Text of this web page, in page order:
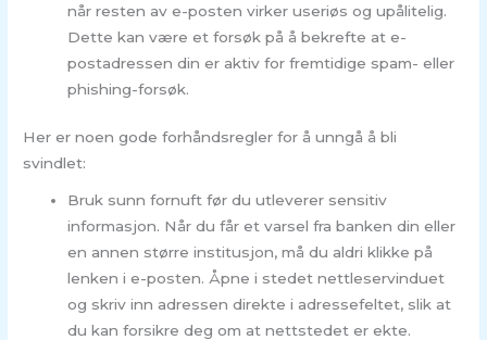
når resten av e-posten virker useriøs og upålitelig.
Dette kan være et forsøk på å bekrefte at e-
postadressen din er aktiv for fremtidige spam- eller
phishing-forsøk.
Her er noen gode forhåndsregler for å unngå å bli
svindlet:
Bruk sunn fornuft før du utleverer sensitiv
informasjon. Når du får et varsel fra banken din eller
en annen større institusjon, må du aldri klikke på
lenken i e-posten. Åpne i stedet nettleservinduet
og skriv inn adressen direkte i adressefeltet, slik at
du kan forsikre deg om at nettstedet er ekte.